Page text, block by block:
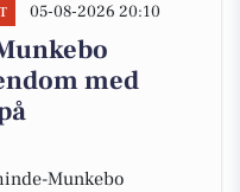
05-08-2026 20:10
med
Munkebo